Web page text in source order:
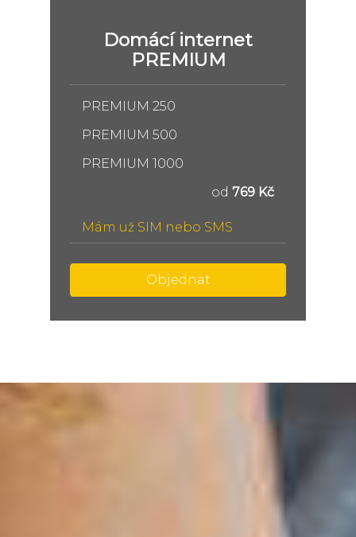
Domácí internet
PREMIUM
PREMIUM 250
PREMIUM 500
PREMIUM 1000
od 769 Kč
Mám už SIM nebo SMS
Objednat